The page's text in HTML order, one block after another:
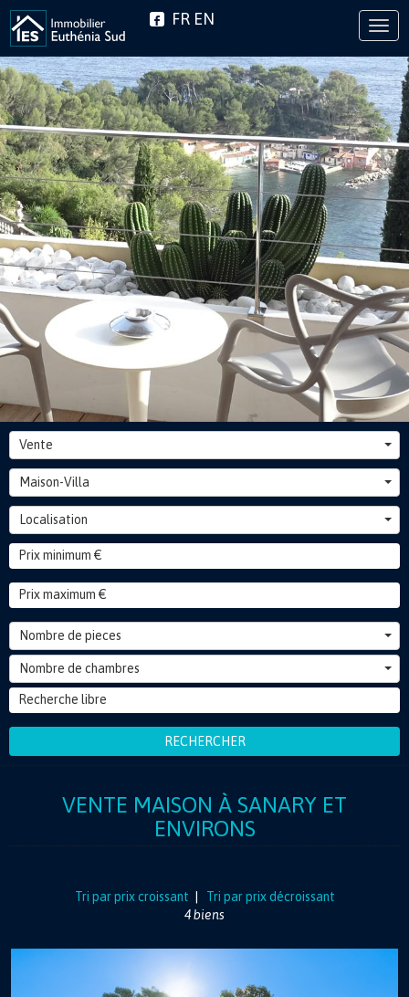
FR EN
Vente
Maison-Villa
Localisation
Nombre de pieces
Nombre de chambres
RECHERCHER
VENTE MAISON À SANARY ET
ENVIRONS
Tri par prix croissant
Tri par prix décroissant
4 biens